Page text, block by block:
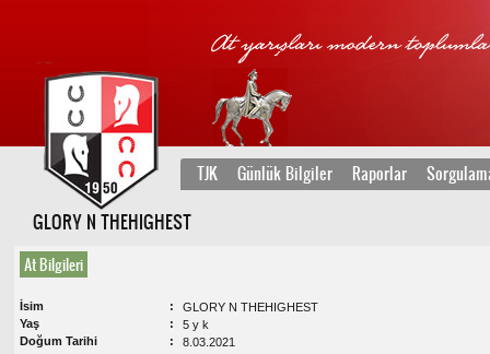
TJK Günlük Bilgiler Raporlar
GLORY N THEHIGHEST
At Bilgileri
İsim
GLORY N THEHIGHEST
Yaş
5 y k
Doğum Tarihi
8.03.2021